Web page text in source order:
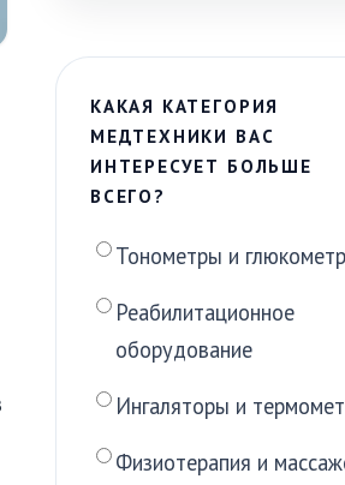
КАКАЯ КАТЕГОРИЯ
МЕДТЕХНИКИ ВАС
ИНТЕРЕСУЕТ БОЛЬШЕ
ВСЕГО?
Тонометры и
Реабилитационное
оборудование
Ингаляторы и
Физиотерапия и